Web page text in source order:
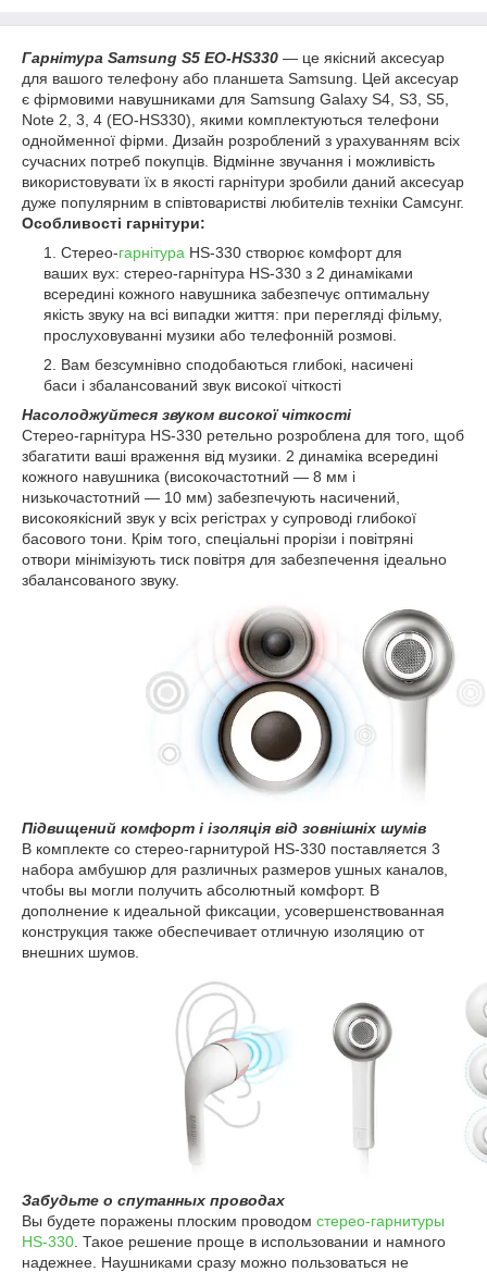
Гарнітура Samsung S5 EO-HS330 ― це якісний аксесуар
для вашого телефону або планшета Samsung. Цей аксесуар
є фірмовими навушниками для Samsung Galaxy S4, S3, S5,
Note 2, 3, 4 (EO-HS330), якими комплектуються телефони
однойменної фірми. Дизайн розроблений з урахуванням всіх
сучасних потреб покупців. Відмінне звучання і можливість
використовувати їх в якості гарнітури зробили даний аксесуар
дуже популярним в співтоваристві любителів техніки Самсунг.
Особливості гарнітури:
Стерео-гарнітура HS-330 створює комфорт для
ваших вух: стерео-гарнітура HS-330 з 2 динаміками
всередині кожного навушника забезпечує оптимальну
якість звуку на всі випадки життя: при перегляді фільму,
прослуховуванні музики або телефонній розмові.
Вам безсумнівно сподобаються глибокі, насичені
баси і збалансований звук високої чіткості
Насолоджуйтеся звуком високої чіткості
Стерео-гарнітура HS-330 ретельно розроблена для того, щоб
збагатити ваші враження від музики. 2 динаміка всередині
кожного навушника (високочастотний ― 8 мм і
низькочастотний ― 10 мм) забезпечують насичений,
високоякісний звук у всіх регістрах у супроводі глибокої
басового тони. Крім того, спеціальні прорізи і повітряні
отвори мінімізують тиск повітря для забезпечення ідеально
збалансованого звуку.
Підвищений комфорт і ізоляція від зовнішніх шумів
В комплекте со стерео-гарнитурой HS-330 поставляется 3
набора амбушюр для различных размеров ушных каналов,
чтобы вы могли получить абсолютный комфорт. В
дополнение к идеальной фиксации, усовершенствованная
конструкция также обеспечивает отличную изоляцию от
внешних шумов.
Забудьте о спутанных проводах
Вы будете поражены плоским проводом стерео-гарнитуры
HS-330 . Такое решение проще в использовании и намного
надежнее. Наушниками сразу можно пользоваться не